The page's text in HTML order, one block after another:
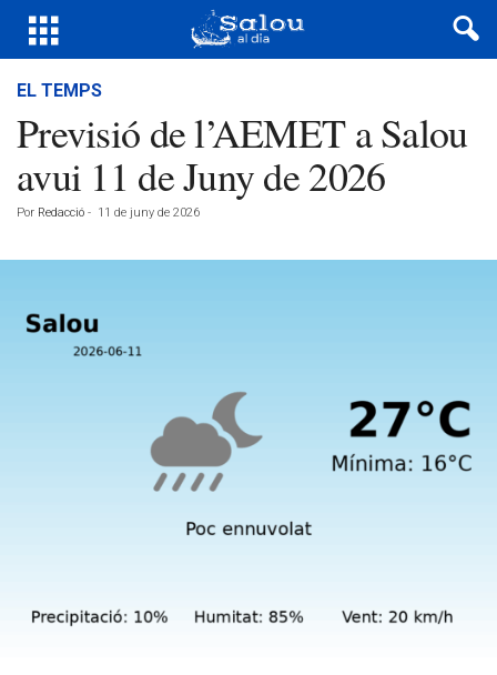
EL TEMPS
Previsió de l’AEMET a Salou
avui 11 de Juny de 2026
Por Redacció - 11 de juny de 2026